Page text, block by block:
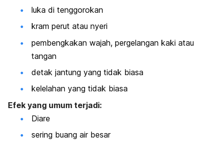
luka di tenggorokan
kram perut atau nyeri
pembengkakan wajah, pergelangan kaki atau
tangan
detak jantung yang tidak biasa
kelelahan yang tidak biasa
Efek yang umum terjadi:
Diare
sering buang air besar